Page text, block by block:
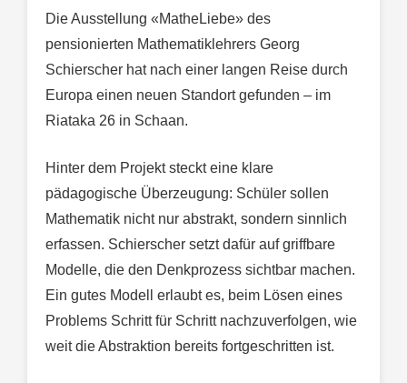
Die Ausstellung «MatheLiebe» des
pensionierten Mathematiklehrers Georg
Schierscher hat nach einer langen Reise durch
Europa einen neuen Standort gefunden – im
Riataka 26 in Schaan.
Hinter dem Projekt steckt eine klare
pädagogische Überzeugung: Schüler sollen
Mathematik nicht nur abstrakt, sondern sinnlich
erfassen. Schierscher setzt dafür auf griffbare
Modelle, die den Denkprozess sichtbar machen.
Ein gutes Modell erlaubt es, beim Lösen eines
Problems Schritt für Schritt nachzuverfolgen, wie
weit die Abstraktion bereits fortgeschritten ist.